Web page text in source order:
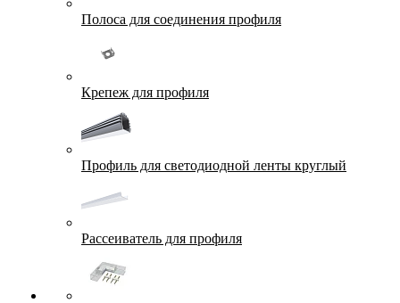
Полоса для соединения профиля
Крепеж для профиля
Профиль для светодиодной ленты круглый
Рассеиватель для профиля